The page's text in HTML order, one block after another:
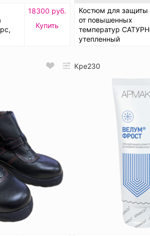
18300 руб.
Купить
Костюм для защиты
от повышенных
температур САТУРН
утепленный
Кре230